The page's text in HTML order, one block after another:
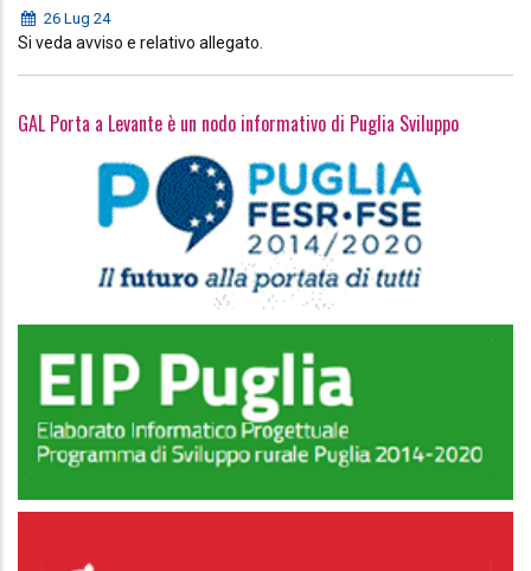
26 Lug 24
Si veda avviso e relativo allegato.
GAL Porta a Levante è un nodo informativo di Puglia Sviluppo